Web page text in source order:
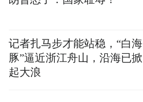
记者扎马步才能站稳，“白海
豚”逼近浙江舟山，沿海已掀
起大浪